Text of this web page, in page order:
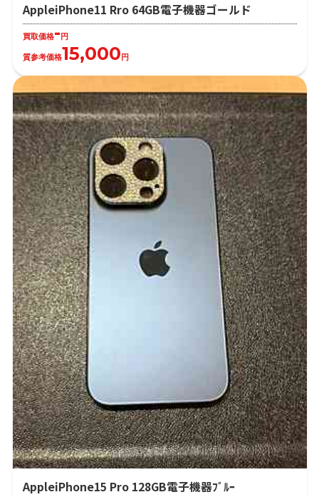
AppleiPhone11 Rro 64GB電子機器ゴールド
買取価格- 円
質参考価格15,000 円
AppleiPhone15 Pro 128GB電子機器ﾌﾞﾙｰ